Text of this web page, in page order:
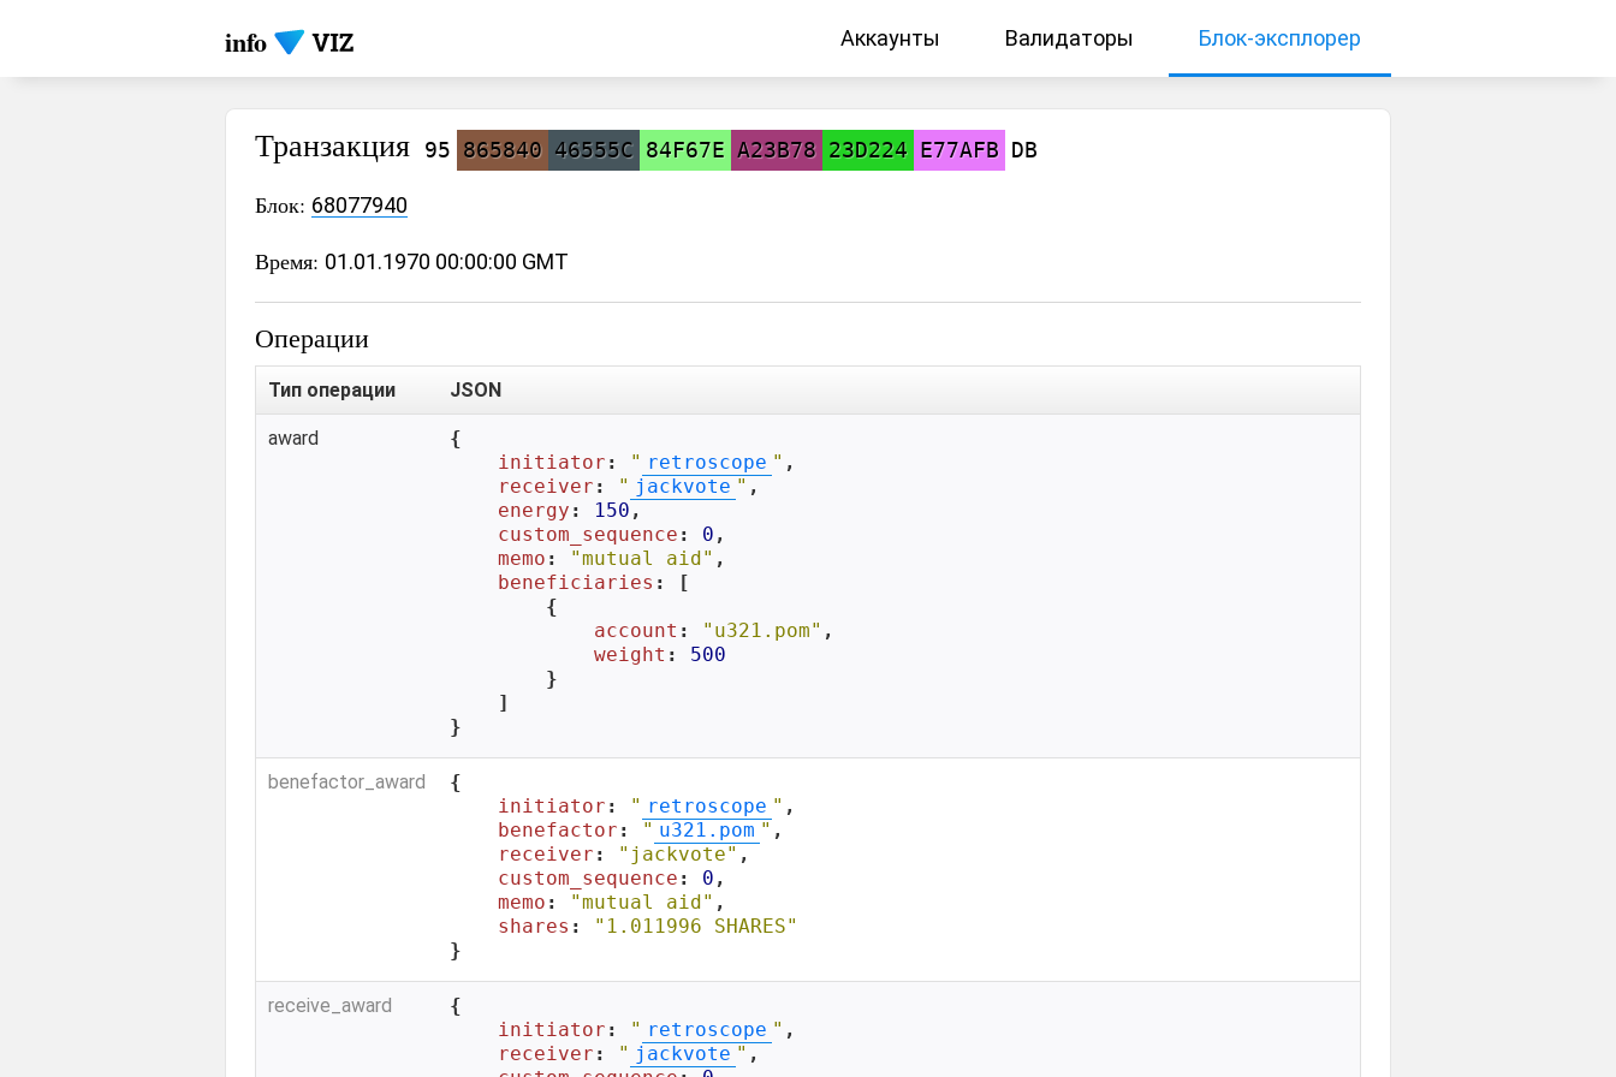
info Аккаунты Валидаторы Блок-эксплорер
Транзакция 95 865840 46555C 84F67E A23B78 23D224 E77AFB DB
Блок: 68077940
Время: 01.01.1970 00:00:00 GMT
Операции
Тип операции JSON
award
{
initiator : " retroscope " ,
receiver : " jackvote " ,
energy : 150 ,
custom_sequence : 0 ,
memo : "mutual aid" ,
beneficiaries : [
        {
account : "u321.pom" ,
weight : 500
        }
    ]
}
benefactor_award
{
initiator : " retroscope " ,
benefactor : " u321.pom " ,
receiver : "jackvote" ,
custom_sequence : 0 ,
memo : "mutual aid" ,
shares :
"1.011996 SHARES"
}
receive_award
{
initiator : " retroscope " ,
receiver : " jackvote " ,